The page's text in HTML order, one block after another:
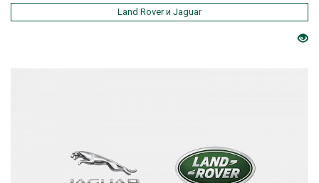
Land Rover и Jaguar